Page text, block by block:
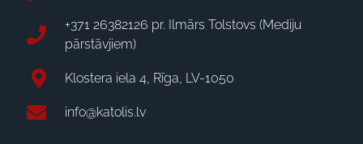
+371 26382126 pr. Ilmārs Tolstovs (Mediju
pārstāvjiem)
Klostera iela 4, Rīga, LV-1050
info@katolis.lv